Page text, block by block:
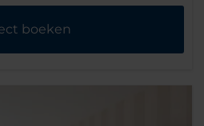
boeken